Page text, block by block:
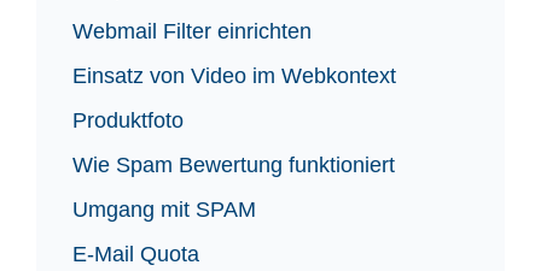
Webmail Filter einrichten
Einsatz von Video im Webkontext
Produktfoto
Wie Spam Bewertung funktioniert
Umgang mit SPAM
E-Mail Quota